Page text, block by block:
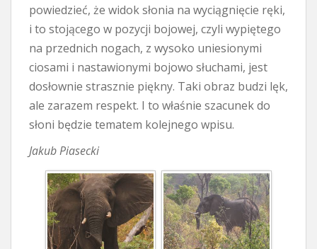
powiedzieć, że widok słonia na wyciągnięcie ręki,
i to stojącego w pozycji bojowej, czyli wypiętego
na przednich nogach, z wysoko uniesionymi
ciosami i nastawionymi bojowo słuchami, jest
dosłownie strasznie piękny. Taki obraz budzi lęk,
ale zarazem respekt. I to właśnie szacunek do
słoni będzie tematem kolejnego wpisu.
Jakub Piasecki